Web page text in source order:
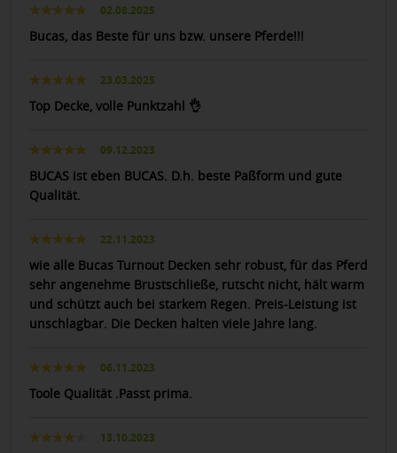
02.08.2025
Bucas, das Beste für uns bzw. unsere Pferde!!!
23.03.2025
Top Decke, volle Punktzahl 👌
09.12.2023
BUCAS ist eben BUCAS. D.h. beste Paßform und gute
Qualität.
22.11.2023
wie alle Bucas Turnout Decken sehr robust, für das Pferd
sehr angenehme Brustschließe, rutscht nicht, hält warm
und schützt auch bei starkem Regen. Preis-Leistung ist
unschlagbar. Die Decken halten viele Jahre lang.
06.11.2023
Toole Qualität .Passt prima.
13.10.2023